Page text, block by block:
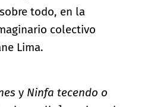
todo, en la
colectivo
Lima.
y Ninfa tecendo o